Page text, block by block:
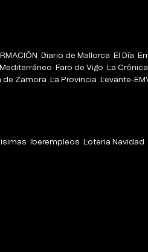
Diario de Mallorca El Día
Faro de Vigo La
de Zamora La Provincia Levante-
Iberempleos Loteria Navidad